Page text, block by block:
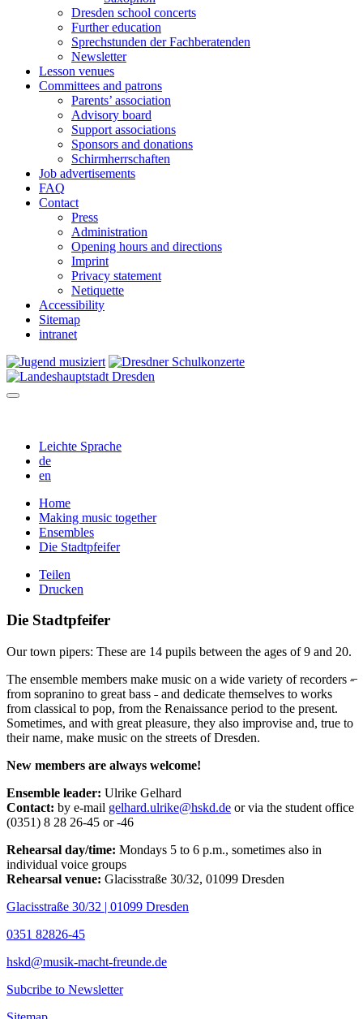
Dresden school concerts
Further education
Sprechstunden der Fachberatenden
Newsletter
Lesson venues
Committees and patrons
Parents’ association
Advisory board
Support associations
Sponsors and donations
Schirmherrschaften
Job advertisements
FAQ
Contact
Press
Administration
Opening hours and directions
Imprint
Privacy statement
Netiquette
Accessibility
Sitemap
intranet
Leichte Sprache
de
en
Home
Making music together
Ensembles
Die Stadtpfeifer
Teilen
Drucken
Die Stadtpfeifer
Our town pipers: These are 14 pupils between the ages of 9 and 20.
The ensemble members make music on a wide variety of recorders ˗̶
from sopranino to great bass ˗ and dedicate themselves to works
from classical to pop, from the Renaissance period to the present.
Sometimes, and with great pleasure, they also improvise and, true to
their name, make music on the streets of Dresden.
New members are always welcome!
Ensemble leader: Ulrike Gelhard
Contact: by e-mail gelhard.ulrike@hskd.de or via the student office
(0351) 8 28 26-45 or -46
Rehearsal day/time: Mondays 5 to 6 p.m., sometimes also in
individual voice groups
Rehearsal venue: Glacisstraße 30/32, 01099 Dresden
Glacisstraße 30/32 | 01099 Dresden
0351 82826-45
hskd@musik-macht-freunde.de
Subcribe to Newsletter